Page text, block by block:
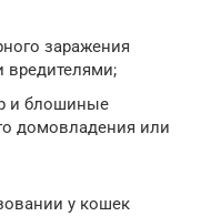
заражения
и блошиные
домовладения или
у кошек